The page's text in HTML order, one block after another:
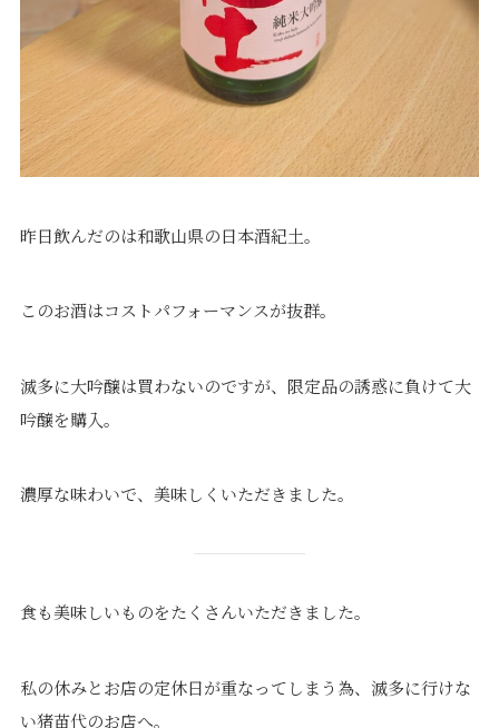
昨日飲んだのは和歌山県の日本酒紀土。
このお酒はコストパフォーマンスが抜群。
滅多に大吟醸は買わないのですが、限定品の誘惑に負けて大
吟醸を購入。
濃厚な味わいで、美味しくいただきました。
食も美味しいものをたくさんいただきました。
私の休みとお店の定休日が重なってしまう為、滅多に行けな
い猪苗代のお店へ。